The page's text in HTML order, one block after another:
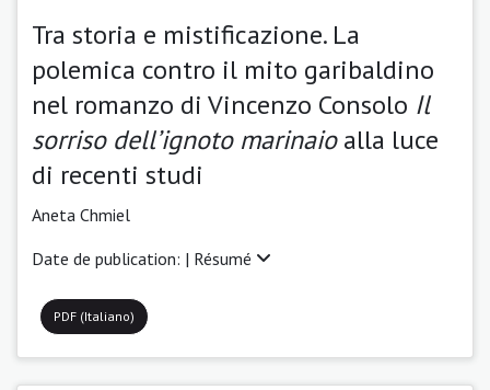
Tra storia e mistificazione. La
polemica contro il mito garibaldino
nel romanzo di Vincenzo Consolo Il
sorriso dell’ignoto marinaioalla luce
di recenti studi
Aneta Chmiel
Date de publication: | Résumé
PDF (Italiano)